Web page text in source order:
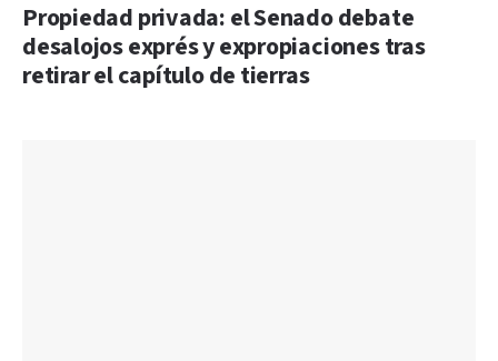
Propiedad privada: el Senado debate
desalojos exprés y expropiaciones tras
retirar el capítulo de tierras